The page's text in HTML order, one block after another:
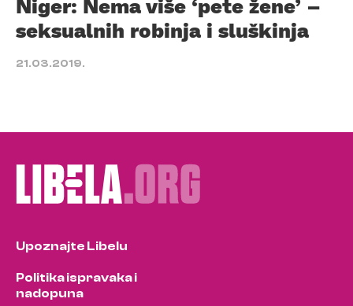
Niger: Nema više ‘pete žene’ –
seksualnih robinja i sluškinja
21.03.2019.
Upoznajte Libelu
Politika ispravaka i
nadopuna